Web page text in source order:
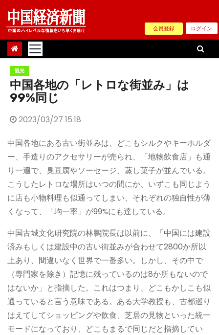
Skip
content
会員登録 ログイン
観光
中国各地の「レトロな街並み」は
99%同じ
2023/03/27 15:18
中国各地にある古い街並みは、どこもシルクやキーホルダ
ー、手造りのアクセサリーが売られ、「地物飲食店」も通
り一遍で、臭豆腐やソーセージ、蒸し菓子が並んでいる。
こうしたレトロな場所はいつの間にか、いずこも同じよう
に店も小物料理も似通ってしまい、それぞれの独自性が薄
くなって、「均一率」が99%にも達している。
中国古城文化研究院の林鵬院長は以前に、「中国には建設
済みもしくは建設中の古い街並みが合わせて2800か所以
上あり、間違いなく世界で一番多い。しかし、その中で
（専門家を除き）記憶に残っているのは8か所もないので
はないか」と指摘した。これはつまり、どこもかしこも似
通っていると言う意味である。ある大学教授も、古都巡り
はえてしてショッピングや飲食、芝居の見物といった統一
モードになっており、どこもまるで同じだと指摘してい